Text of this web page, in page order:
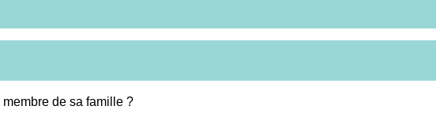
de sa famille ?